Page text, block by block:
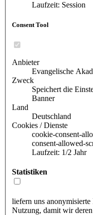
Laufzeit: Session
Consent Tool
Anbieter
Evangelische
Zweck
Speichert die
Banner
Land
Deutschland
Cookies / Dienste
cookie-consent-
consent-allowed-
Laufzeit: 1/2 Jahr
Statistiken
liefern uns
Nutzung, damit wir